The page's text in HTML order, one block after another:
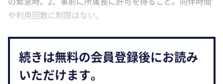
や利用回数に制限はない。
続きは無料の会員登録後にお読み
いただけます。